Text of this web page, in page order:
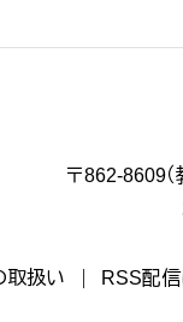
〒862-8609（
取扱い RSS配